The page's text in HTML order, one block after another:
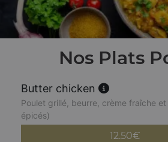
Nos Plats
Butter chicken
Poulet grillé, beurre, crème fraîche
épicés)
12.50€